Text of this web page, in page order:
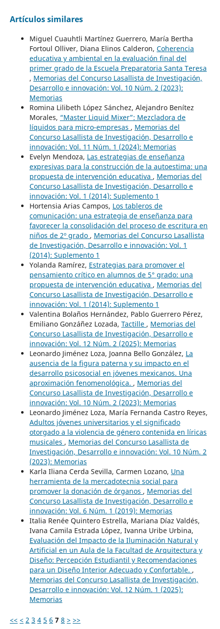
Artículos similares
Miguel Cuauhtli Martínez Guerrero, María Bertha
Fortoul Olliver, Diana Elinos Calderon, Coherencia
educativa y ambiental en la evaluación final del
primer grado de la Escuela Preparatoria Santa Teresa
, Memorias del Concurso Lasallista de Investigación,
Desarrollo e innovación: Vol. 10 Núm. 2 (2023):
Memorias
Romina Lilibeth López Sánchez, Alejandro Benítez
Morales, “Master Liquid Mixer”: Mezcladora de
líquidos para micro-empresas , Memorias del
Concurso Lasallista de Investigación, Desarrollo e
innovación: Vol. 11 Núm. 1 (2024): Memorias
Evelyn Mendoza, Las estrategias de enseñanza
expresivas para la construcción de la autoestima: una
propuesta de intervención educativa , Memorias del
Concurso Lasallista de Investigación, Desarrollo e
innovación: Vol. 1 (2014): Suplemento 1
Hortensia Arias Campos, Los tableros de
comunicación: una estrategia de enseñanza para
favorecer la consolidación del proceso de escritura en
niños de 2º grado , Memorias del Concurso Lasallista
de Investigación, Desarrollo e innovación: Vol. 1
(2014): Suplemento 1
Yolanda Ramírez, Estrategias para promover el
pensamiento crítico en alumnos de 5° grado: una
propuesta de intervención educativa , Memorias del
Concurso Lasallista de Investigación, Desarrollo e
innovación: Vol. 1 (2014): Suplemento 1
Valentina Bolaños Hernández, Pablo Guerrero Pérez,
Emiliano Gonzáñez Lozada, Tactille , Memorias del
Concurso Lasallista de Investigación, Desarrollo e
innovación: Vol. 12 Núm. 2 (2025): Memorias
Leonardo Jiménez Loza, Joanna Bello González, La
ausencia de la figura paterna y su impacto en el
desarrollo psicosocial en jóvenes mexicanos. Una
aproximación fenomenológica. , Memorias del
Concurso Lasallista de Investigación, Desarrollo e
innovación: Vol. 10 Núm. 2 (2023): Memorias
Leonardo Jiménez Loza, María Fernanda Castro Reyes,
Adultos jóvenes universitarios y el significado
otorgado a la violencia de género contenida en líricas
musicales , Memorias del Concurso Lasallista de
Investigación, Desarrollo e innovación: Vol. 10 Núm. 2
(2023): Memorias
Karla Iliana Cerda Sevilla, Carmen Lozano, Una
herramienta de la mercadotecnia social para
promover la donación de órganos , Memorias del
Concurso Lasallista de Investigación, Desarrollo e
innovación: Vol. 6 Núm. 1 (2019): Memorias
Italia Renée Quintero Estrella, Mariana Díaz Valdés,
Ivana Camila Estrada López, Ivanna Uribe Urbina,
Evaluación del Impacto de la Iluminación Natural y
Artificial en un Aula de la Facultad de Arquitectura y
Diseño: Percepción Estudiantil y Recomendaciones
para un Diseño Interior Adecuado y Confortable. ,
Memorias del Concurso Lasallista de Investigación,
Desarrollo e innovación: Vol. 12 Núm. 1 (2025):
Memorias
<< < 2 3 4 5 6 7 8 > >>